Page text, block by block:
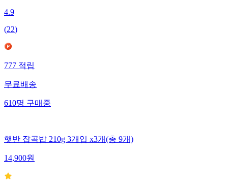
4.9
(22)
777적립
무료배송
610명구매중
햇반 잡곡밥 210g 3개입 x3개(총 9개)
14,900원